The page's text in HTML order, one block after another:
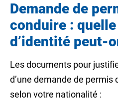
Demande de
conduire :
d’identité peut-
Les documents pour
d’une demande de permis
selon votre nationalité :